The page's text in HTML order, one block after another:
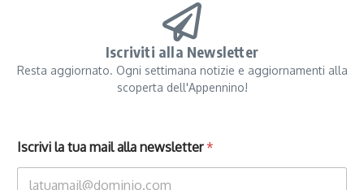
Iscriviti alla Newsletter
Resta aggiornato. Ogni settimana notizie e aggiornamenti alla
scoperta dell'Appennino!
Iscrivi la tua mail alla newsletter*